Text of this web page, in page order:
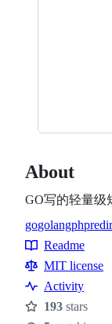
About
GO写的轻量级
Topics
gogolangphp
Resources
Readme
MIT license
Activity
Stars
193 stars